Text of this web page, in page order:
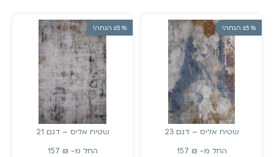
% 65 הנחה!
שטיח אליס – דגם 23
החל מ-
157 ₪
% 65 הנחה!
שטיח אליס – דגם 21
החל מ-
157 ₪